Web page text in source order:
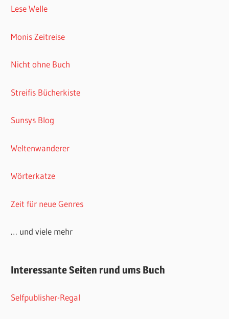
Lese Welle
Monis Zeitreise
Nicht ohne Buch
Streifis Bücherkiste
Sunsys Blog
Weltenwanderer
Wörterkatze
Zeit für neue Genres
… und viele mehr
Interessante Seiten rund ums Buch
Selfpublisher-Regal